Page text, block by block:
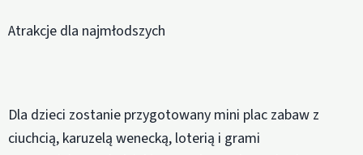
Atrakcje dla najmłodszych
Dla dzieci zostanie przygotowany mini plac zabaw z
ciuchcią, karuzelą wenecką, loterią i grami